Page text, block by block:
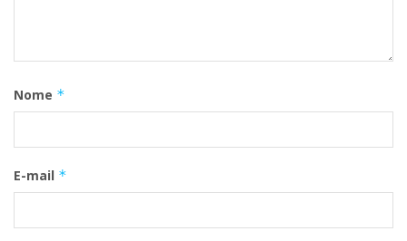
Nome *
E-mail *